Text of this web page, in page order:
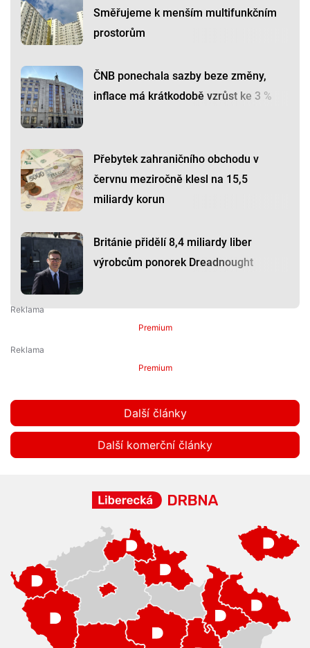
Směřujeme k menším multifunkčním
prostorům
ČNB ponechala sazby beze změny,
inflace má krátkodobě vzrůst ke 3 %
Přebytek zahraničního obchodu v
červnu meziročně klesl na 15,5
miliardy korun
Británie přidělí 8,4 miliardy liber
výrobcům ponorek Dreadnought
Premium
Premium
Další články
Další komerční články